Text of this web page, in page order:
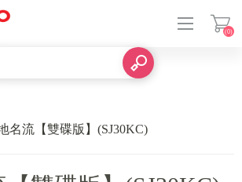
(0)
名流【雙碟版】(SJ30KC)